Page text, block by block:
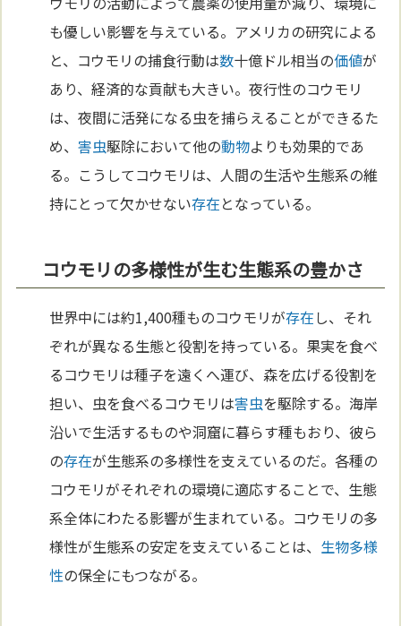
も優しい影響を与えている。アメリカの研究による
と、コウモリの捕食行動は数十億ドル相当の価値が
あり、経済的な貢献も大きい。夜行性のコウモリ
は、夜間に活発になる虫を捕らえることができるた
め、害虫駆除において他の動物よりも効果的であ
る。こうしてコウモリは、人間の生活や生態系の維
持にとって欠かせない存在となっている。
コウモリの多様性が生む生態系の豊かさ
世界中には約1,400種ものコウモリが存在し、それ
ぞれが異なる生態と役割を持っている。果実を食べ
るコウモリは種子を遠くへ運び、森を広げる役割を
担い、虫を食べるコウモリは害虫を駆除する。海岸
沿いで生活するものや洞窟に暮らす種もおり、彼ら
の存在が生態系の多様性を支えているのだ。各種の
コウモリがそれぞれの環境に適応することで、生態
系全体にわたる影響が生まれている。コウモリの多
様性が生態系の安定を支えていることは、 生物多様
性の保全にもつながる。